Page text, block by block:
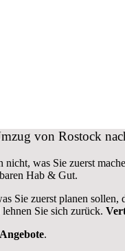
von Rostock
was Sie zuerst
Hab & Gut.
Sie zuerst planen
Sie sich zurück.
.